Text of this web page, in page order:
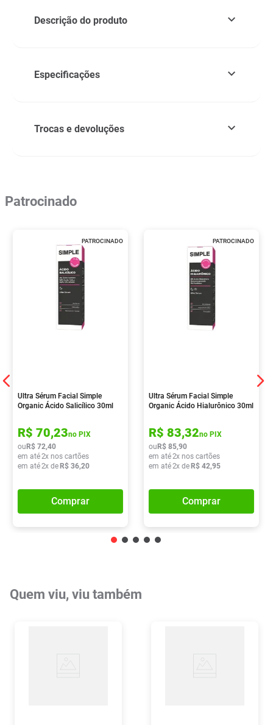
Descrição do produto
Especificações
Trocas e devoluções
Patrocinado
PATROCINADO
Ultra Sérum Facial Simple
Organic Ácido Salicílico 30ml
R$ 70,23no PIX
ou R$ 72,40
em até2x nos cartões
em até2x de R$ 36,20
Comprar
PATROCINADO
Ultra Sérum Facial Simple
Organic Ácido Hialurônico 30ml
R$ 83,32no PIX
ou R$ 85,90
em até2x nos cartões
em até2x de R$ 42,95
Comprar
Quem viu, viu também